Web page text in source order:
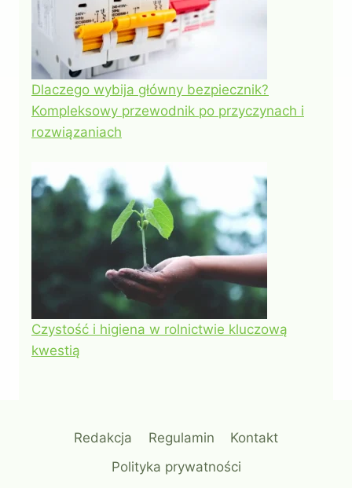
Dlaczego wybija główny bezpiecznik?
Kompleksowy przewodnik po przyczynach i
rozwiązaniach
Czystość i higiena w rolnictwie kluczową
kwestią
Redakcja Regulamin
Kontakt
Polityka prywatności